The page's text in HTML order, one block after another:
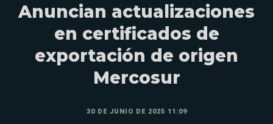
Anuncian actualizaciones
en certificados de
exportación de origen
Mercosur
30 DE JUNIO DE 2025 11:09